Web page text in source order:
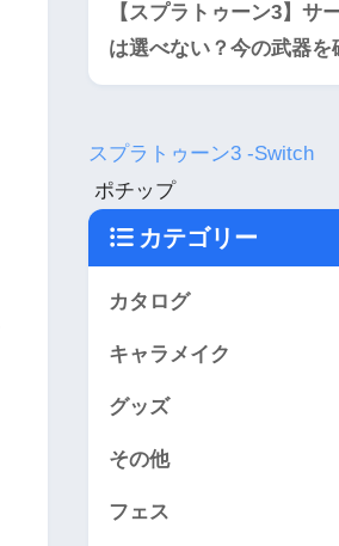
【スプラトゥーン3】サ
は選べない？今の武器を
スプラトゥーン3 -Switch
ポチップ
カテゴリー
カタログ
キャラメイク
グッズ
その他
フェス